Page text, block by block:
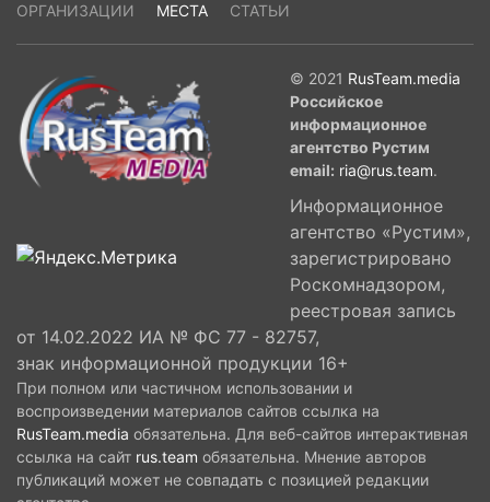
ОРГАНИЗАЦИИ
МЕСТА СТАТЬИ
© 2021 RusTeam.media
Российское
информационное
агентство Рустим
email: ria@rus.team.
Информационное
агентство «Рустим»,
зарегистрировано
Роскомнадзором,
реестровая запись
от 14.02.2022 ИА № ФС 77 - 82757,
знак информационной продукции 16+
При полном или частичном использовании и
воспроизведении материалов сайтов ссылка на
RusTeam.media обязательна. Для веб-сайтов интерактивная
ссылка на сайт rus.team обязательна. Мнение авторов
публикаций может не совпадать с позицией редакции